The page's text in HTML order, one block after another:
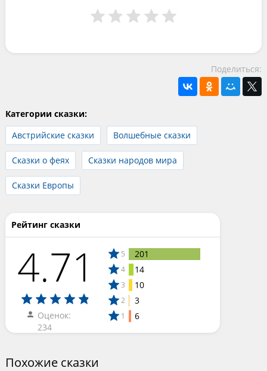
Поделиться:
Категории сказки:
Австрийские сказки
Волшебные сказки
Сказки о феях Сказки народов мира
Сказки Европы
Рейтинг сказки
4.71
Оценок:
234
5 201
4 14
3 10
2 3
1 6
Похожие сказки